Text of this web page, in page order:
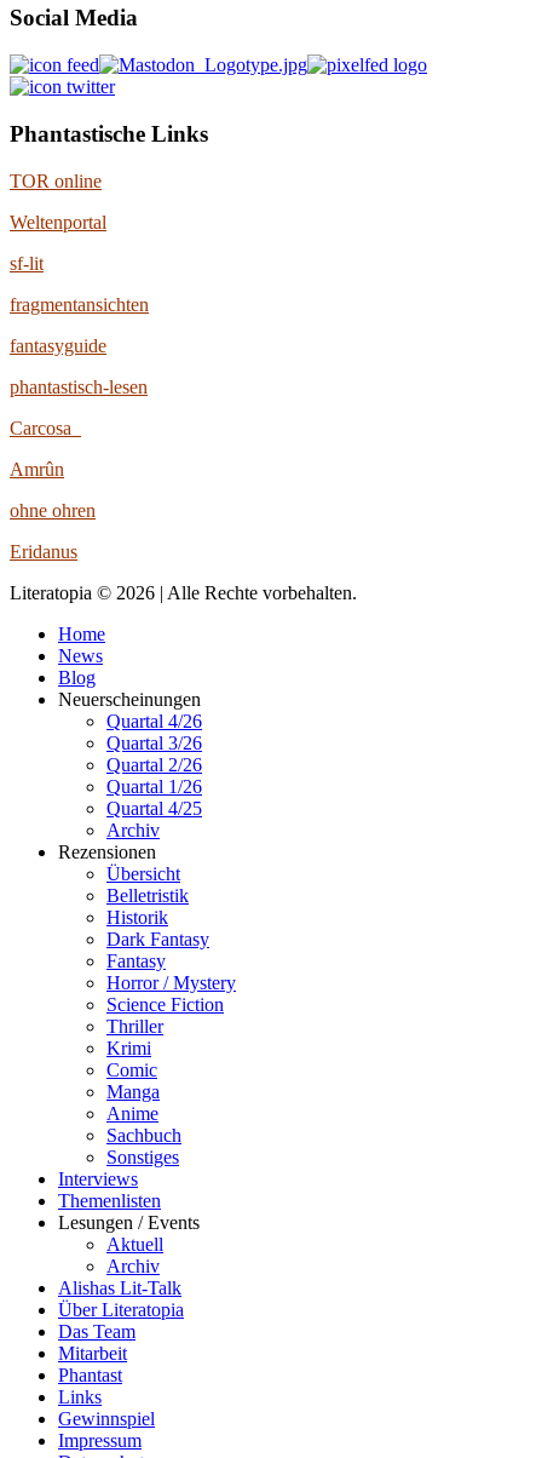
Social Media
Phantastische Links
TOR online
Weltenportal
sf-lit
fragmentansichten
fantasyguide
phantastisch-lesen
Carcosa
Amrûn
ohne ohren
Eridanus
Literatopia © 2026 | Alle Rechte vorbehalten.
Home
News
Blog
Neuerscheinungen
Quartal 4/26
Quartal 3/26
Quartal 2/26
Quartal 1/26
Quartal 4/25
Archiv
Rezensionen
Übersicht
Belletristik
Historik
Dark Fantasy
Fantasy
Horror / Mystery
Science Fiction
Thriller
Krimi
Comic
Manga
Anime
Sachbuch
Sonstiges
Interviews
Themenlisten
Lesungen / Events
Aktuell
Archiv
Alishas Lit-Talk
Über Literatopia
Das Team
Mitarbeit
Phantast
Links
Gewinnspiel
Impressum